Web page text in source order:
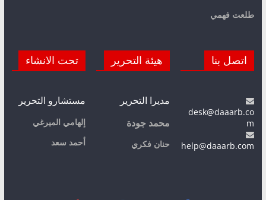
طلعت فهمي
اتصل بنا
desk@daaarb.co
m
help@daaarb.com
هيئة التحرير
مديرا التحرير
محمد جودة
حنان فكري
تحت الانشاء
مستشارو التحرير
إلهامي الميرغي
أحمد سعد